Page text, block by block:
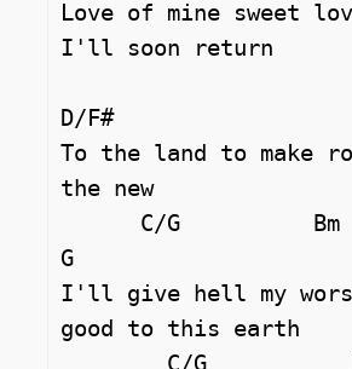
Love of mine sweet
I'll soon return
D/F#
To the land to make
the new
G
I'll give hell my
good to this earth